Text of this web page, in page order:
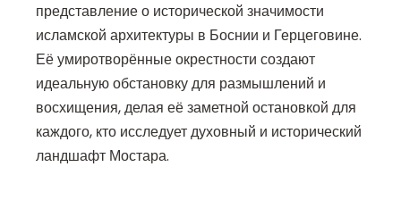
представление о исторической значимости
исламской архитектуры в Боснии и Герцеговине.
Её умиротворённые окрестности создают
идеальную обстановку для размышлений и
восхищения, делая её заметной остановкой для
каждого, кто исследует духовный и исторический
ландшафт Мостара.